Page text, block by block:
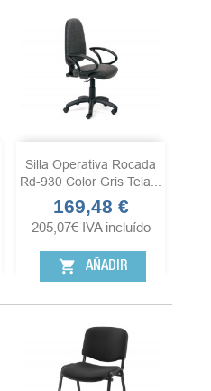
Silla Operativa Rocada
Rd-930 Color Gris Tela...
Precio
169,48 €
205,07€ IVA incluído
shopping_cart AÑADIR